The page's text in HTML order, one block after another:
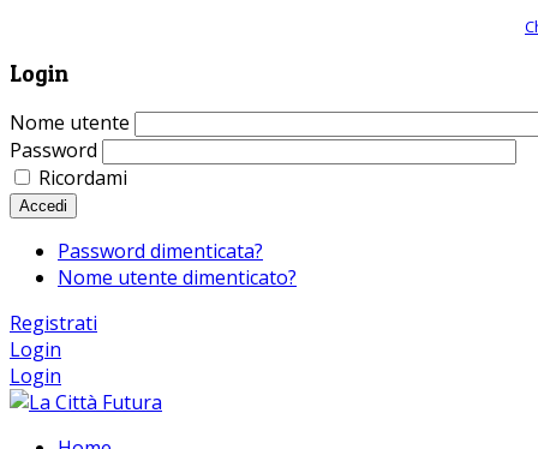
Login
Nome utente
Password
Ricordami
Accedi
Password dimenticata?
Nome utente dimenticato?
Registrati
Login
Login